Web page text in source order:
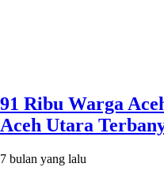
91 Ribu Warga
Aceh Utara
7 bulan yang lalu